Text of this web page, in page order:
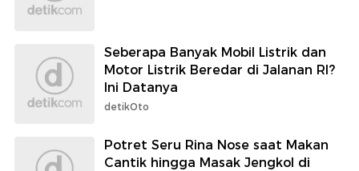
Seberapa Banyak Mobil Listrik dan
Motor Listrik Beredar di Jalanan RI?
Ini Datanya
detikOto
Potret Seru Rina Nose saat Makan
Cantik hingga Masak Jengkol di